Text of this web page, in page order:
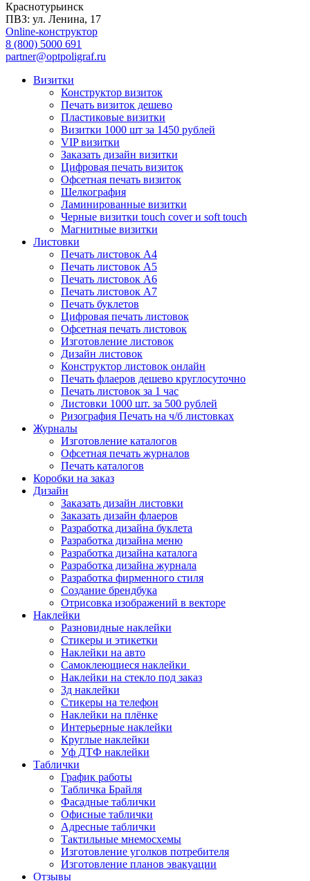
Краснотурьинск
ПВЗ: ул. Ленина, 17
Online-конструктор
8 (800) 5000 691
partner@optpoligraf.ru
Визитки
Конструктор визиток
Печать визиток дешево
Пластиковые визитки
Визитки 1000 шт за 1450 рублей
VIP визитки
Заказать дизайн визитки
Цифровая печать визиток
Офсетная печать визиток
Шелкография
Ламинированные визитки
Черные визитки touch cover и soft touch
Магнитные визитки
Листовки
Печать листовок А4
Печать листовок А5
Печать листовок А6
Печать листовок А7
Печать буклетов
Цифровая печать листовок
Офсетная печать листовок
Изготовление листовок
Дизайн листовок
Конструктор листовок онлайн
Печать флаеров дешево круглосуточно
Печать листовок за 1 час
Листовки 1000 шт. за 500 рублей
Ризография Печать на ч/б листовках
Журналы
Изготовление каталогов
Офсетная печать журналов
Печать каталогов
Коробки на заказ
Дизайн
Заказать дизайн листовки
Заказать дизайн флаеров
Разработка дизайна буклета
Разработка дизайна меню
Разработка дизайна каталога
Разработка дизайна журнала
Разработка фирменного стиля
Создание брендбука
Отрисовка изображений в векторе
Наклейки
Разновидные наклейки
Стикеры и этикетки
Наклейки на авто
Самоклеющиеся наклейки
Наклейки на стекло под заказ
3д наклейки
Cтикеры на телефон
Наклейки на плёнке
Интерьерные наклейки
Круглые наклейки
Уф ДТФ наклейки
Таблички
График работы
Табличка Брайля
Фасадные таблички
Офисные таблички
Адресные таблички
Тактильные мнемосхемы
Изготовление уголков потребителя
Изготовление планов эвакуации
Отзывы